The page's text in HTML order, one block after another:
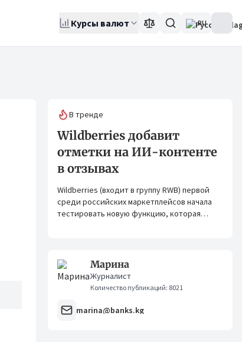
Курсы валют RU
В тренде
Wildberries добавит
отметки на ИИ-контенте
в отзывах
Wildberries (входит в группу RWB) первой
среди российских маркетплейсов начала
тестировать новую функцию, которая
Марина
Журналист
Количество публикаций: 8021
marina@banks.kg